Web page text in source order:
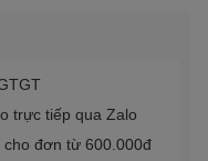
trực tiếp qua Zalo
cho đơn từ 600.000đ